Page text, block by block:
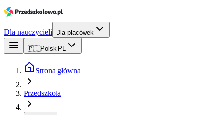
Dla nauczycieli Dla placówek
🇵🇱Polski PL
Strona główna
Przedszkola